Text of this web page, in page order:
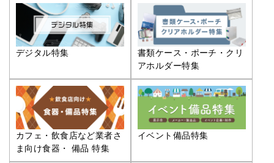
デジタル特集
書類ケース・ポーチ・クリ
アホルダー特集
カフェ・飲食店など業者さ
ま向け食器・ 備品 特集
イベント備品特集